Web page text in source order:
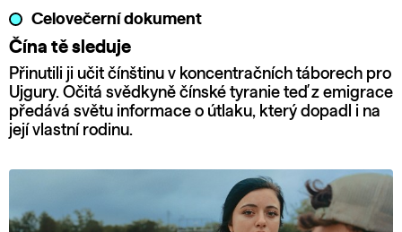
Celovečerní dokument
Čína tě sleduje
Přinutili ji učit čínštinu v koncentračních táborech pro
Ujgury. Očitá svědkyně čínské tyranie teď z emigrace
předává světu informace o útlaku, který dopadl i na
její vlastní rodinu.